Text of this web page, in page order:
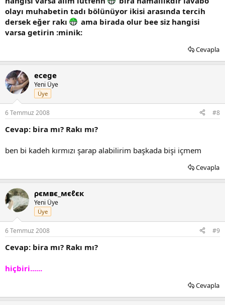
olayı muhabetin tadı bölünüyor ikisi arasında tercih
dersek eğer rakı
ama birada olur bee siz hangisi
varsa getirin :minik:
Cevapla
ecege
Yeni Üye
Üye
6 Temmuz 2008 #8
Cevap: bira mı? Rakı mı?
ben bi kadeh kırmızı şarap alabilirim başkada bişi içmem
Cevapla
ρємвє_мєℓєк
Yeni Üye
Üye
6 Temmuz 2008 #9
Cevap: bira mı? Rakı mı?
hiçbiri......
Cevapla